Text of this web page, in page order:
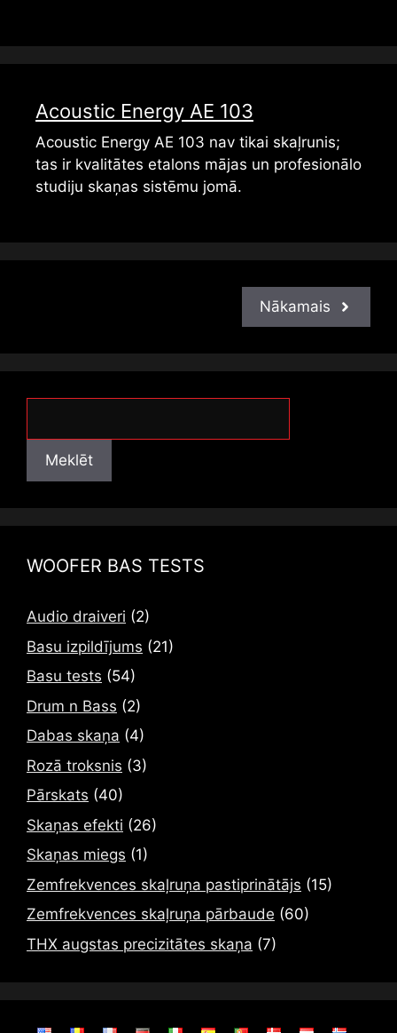
Acoustic Energy AE 103
Acoustic Energy AE 103 nav tikai skaļrunis;
tas ir kvalitātes etalons mājas un profesionālo
studiju skaņas sistēmu jomā.
Nākamais
Meklēt
WOOFER BAS TESTS
Audio draiveri (2)
Basu izpildījums (21)
Basu tests (54)
Drum n Bass (2)
Dabas skaņa (4)
Rozā troksnis (3)
Pārskats (40)
Skaņas efekti (26)
Skaņas miegs (1)
Zemfrekvences skaļruņa pastiprinātājs (15)
Zemfrekvences skaļruņa pārbaude (60)
THX augstas precizitātes skaņa (7)